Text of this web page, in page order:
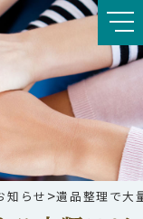
知らせ >遺品整理で大